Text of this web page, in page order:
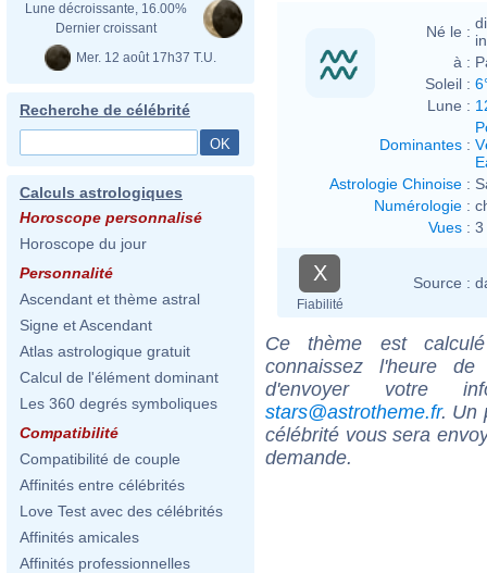
Lune décroissante, 16.00%
Dernier croissant
Mer. 12 août 17h37 T.U.
Recherche de célébrité
Calculs astrologiques
Horoscope personnalisé
Horoscope du jour
Personnalité
Ascendant et thème astral
Signe et Ascendant
Atlas astrologique gratuit
Calcul de l'élément dominant
Les 360 degrés symboliques
Compatibilité
Compatibilité de couple
Affinités entre célébrités
Love Test avec des célébrités
Affinités amicales
Affinités professionnelles
Né le :
à :
Soleil :
Lune :
Dominantes :
Astrologie Chinoise :
Numérologie :
Vues : 3
X
Fiabilité
Source :
Ce thème est
connaissez l'heure
d'envoyer votre
stars@astrotheme.fr. Un
célébrité vous sera
demande.